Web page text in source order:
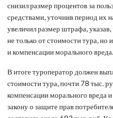
снизил размер процентов за
средствами, уточнив период их
увеличил размер штрафа,
не только от стоимости тура,
и компенсации морального вреда.
В итоге туроператор должен
стоимости тура, почти 78 тыс.
компенсации морального вреда
закону о защите прав